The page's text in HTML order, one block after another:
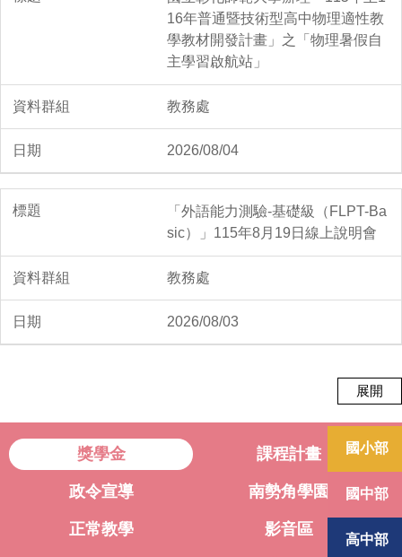
國小部
國中部
高中部
2026/04/22
🏆賀~本校同學參加新北市114
獲佳績
2026/04/21
16年普通暨技術型高中物理適性教
學教材開發計畫」之「物理暑假自
主學習啟航站」
教務處
2026/08/04
「外語能力測驗-基礎級（FLPT-Ba
sic）」115年8月19日線上說明會
教務處
2026/08/03
展開
獎學金 課程計畫
政令宣導 南勢角學園
正常教學 影音區